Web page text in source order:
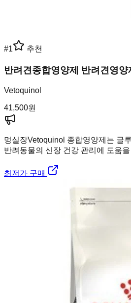
#1 추천
반려견종합영양제 반려견영양
Vetoquinol
41,500원
멍실장Vetoquinol 종합영양제는 글
반려동물의 신장 건강 관리에 도움
최저가 구매